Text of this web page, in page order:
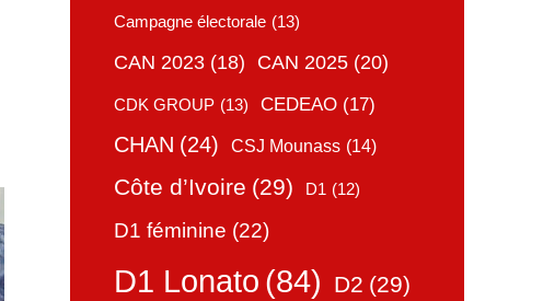
Campagne électorale (13)
CAN 2023 (18) CAN 2025 (20)
CDK GROUP (13) CEDEAO (17)
CHAN (24) CSJ Mounass (14)
Côte d’Ivoire (29) D1 (12)
D1 féminine (22)
D1 Lonato (84) D2 (29)